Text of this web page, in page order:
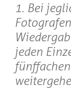
1. Bei
jeden